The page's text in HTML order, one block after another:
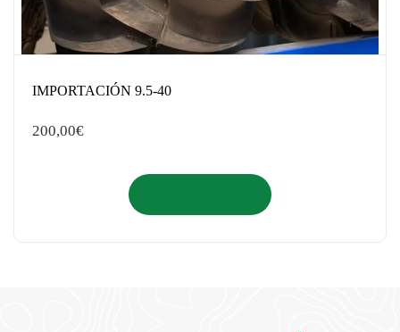
IMPORTACIÓN 9.5-40
200,00€